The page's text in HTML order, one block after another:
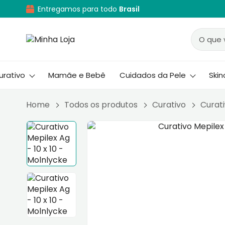
Entregamos para todo Brasil
Mamãe e Bebê Cuidados da Pele
Home Todos os produtos Curativo